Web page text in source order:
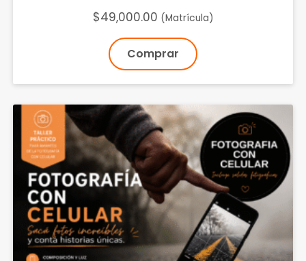
$49,000.00 (Matrícula)
Comprar